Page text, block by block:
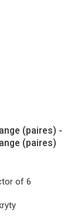
(paires) -
(paires)
of 6